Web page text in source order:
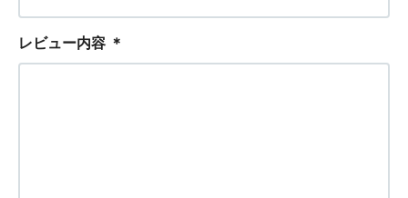
レビュー内容 ＊